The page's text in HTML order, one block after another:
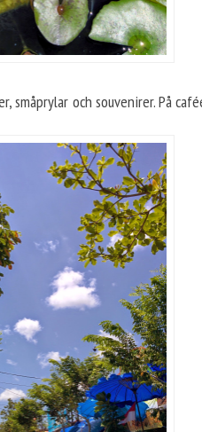
och souvenirer. På